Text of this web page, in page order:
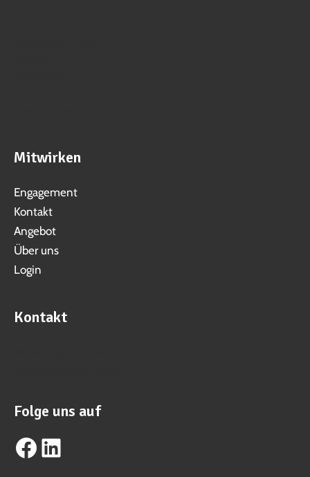
Mitwirken
Engagement
Kontakt
Angebot
Über uns
Login
Kontakt
Folge uns auf
Facebook
LinkedIn